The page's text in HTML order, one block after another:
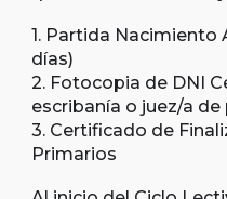
1. Partida
días)
2. Fotocopia de DNI
escribanía o juez/a de
3. Certificado de
Primarios